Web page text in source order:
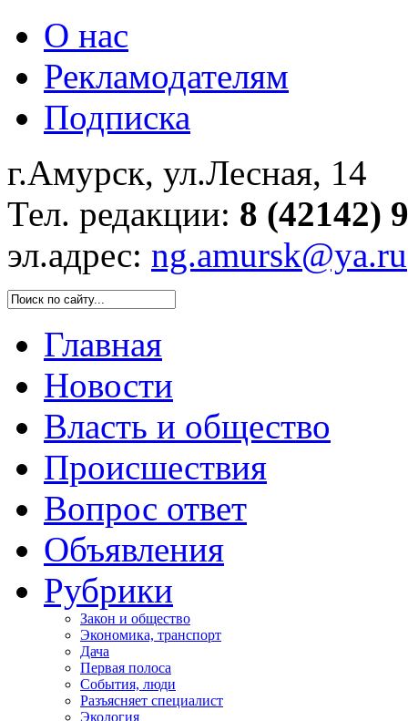
О нас
Рекламодателям
Подписка
г.Амурск, ул.Лесная, 14
Тел. редакции: 8 (42142)
эл.адрес: ng.amursk@ya.ru
Главная
Новости
Власть и общество
Происшествия
Вопрос ответ
Объявления
Рубрики
Закон и общество
Экономика, транспорт
Дача
Первая полоса
События, люди
Разъясняет специалист
Экология